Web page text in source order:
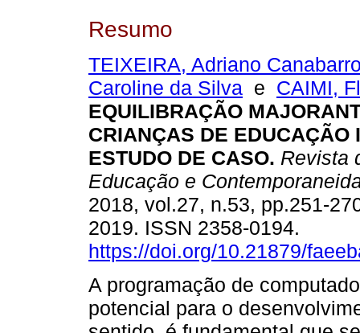
Resumo
TEIXEIRA, Adriano
Caroline da Silva e CAIMI,
EQUILIBRAÇÃO
CRIANÇAS DE EDUCAÇÃO
ESTUDO DE CASO. Revista
Educação e
2018, vol.27, n.53, pp.251-
2019. ISSN 2358-0194.
https://doi.org/10.21879/
A programação de
potencial para o